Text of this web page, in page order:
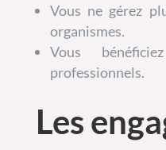
Vous ne gérez
organismes.
Vous
professionnels.
Les